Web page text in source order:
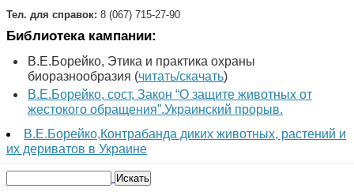
Тел. для справок: 8 (067) 715-27-90
Библиотека кампании:
В.Е.Борейко, Этика и практика охраны
биоразнообразия (читать/скачать)
В.Е.Борейко, сост, Закон “О защите животных от
жестокого обращения”.Украинский прорыв.
В.Е.Борейко,Контрабанда диких животных, растений и
их дериватов в Украине